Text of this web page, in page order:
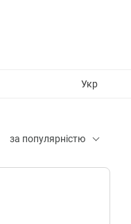
Укр
за популярністю